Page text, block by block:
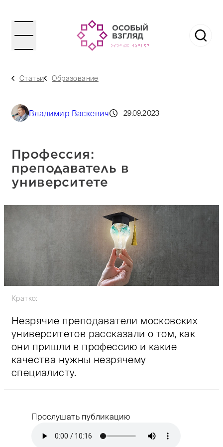
Статьи Образование
Владимир Васкевич 29.09.2023
Профессия:
преподаватель в
университете
Кратко:
Незрячие преподаватели московских
университетов рассказали о том, как
они пришли в профессию и какие
качества нужны незрячему
специалисту.
Прослушать публикацию